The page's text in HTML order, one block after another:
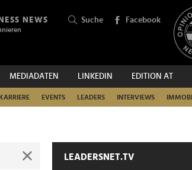
NEWS Suche Facebook
MEDIADATEN LINKEDIN EDITION AT
KARRIERE EVENTS LEADERS INTERVIEWS
SUCHEN
LEADERSNET.TV